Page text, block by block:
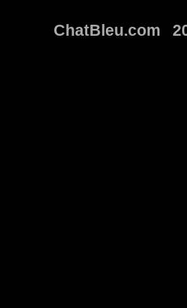
ChatBleu.com